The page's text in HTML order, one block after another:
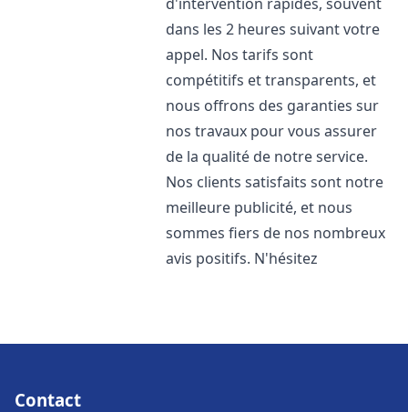
dans les 2 heures suivant votre
appel. Nos tarifs sont
compétitifs et transparents, et
nous offrons des garanties sur
nos travaux pour vous assurer
de la qualité de notre service.
Nos clients satisfaits sont notre
meilleure publicité, et nous
sommes fiers de nos nombreux
avis positifs. N'hésitez
Contact